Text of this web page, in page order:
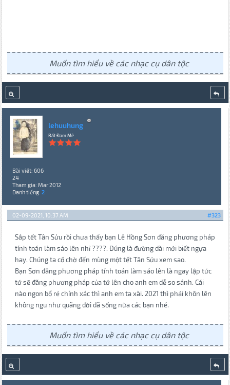
Muốn tìm hiểu về các nhạc cụ dân tộc
lehuuhung
Rất Đam Mê
Bài viết: 606
24
Tham gia: Mar 2012
Danh tiếng: 2
#323
02-09-2021, 10:37 AM
Sắp tết Tân Sửu rồi chưa thấy bạn Lê Hồng Sơn đăng phương pháp
tính toán làm sáo lên nhỉ ????. Đúng là đường dài mới biết ngựa
hay. Chúng ta cố chờ đến mùng một tết Tân Sửu xem sao.
Bạn Sơn đăng phương pháp tính toán làm sáo lên là ngay lập tức
tớ sẽ đăng phương pháp của tớ lên cho anh em dễ so sánh. Cái
nào ngon bổ rẻ chính xác thì anh em ta xài. 2021 thì phải khôn lên
không ngu như quãng đời đã sống nữa các bạn nhé.
Muốn tìm hiểu về các nhạc cụ dân tộc